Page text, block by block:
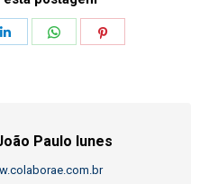
Paulo Iunes